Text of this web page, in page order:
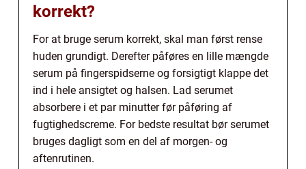
korrekt?
For at bruge serum korrekt, skal man først rense
huden grundigt. Derefter påføres en lille mængde
serum på fingerspidserne og forsigtigt klappe det
ind i hele ansigtet og halsen. Lad serumet
absorbere i et par minutter før påføring af
fugtighedscreme. For bedste resultat bør serumet
bruges dagligt som en del af morgen- og
aftenrutinen.